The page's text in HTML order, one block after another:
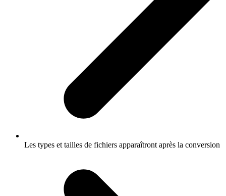
Les types et tailles de fichiers apparaîtront après la conversion